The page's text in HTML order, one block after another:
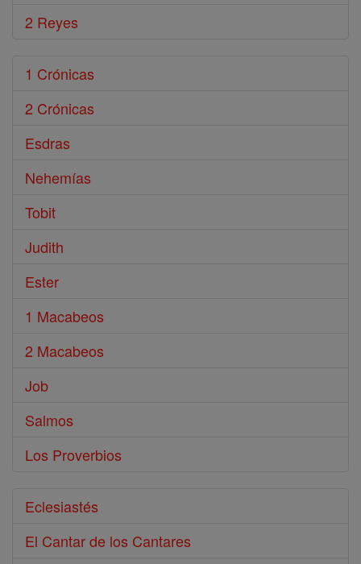
2 Reyes
1 Crónicas
2 Crónicas
Esdras
Nehemías
Tobit
Judith
Ester
1 Macabeos
2 Macabeos
Job
Salmos
Los Proverbios
Eclesiastés
El Cantar de los Cantares